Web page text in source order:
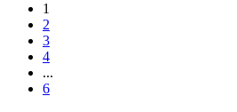
1
2
3
4
...
6